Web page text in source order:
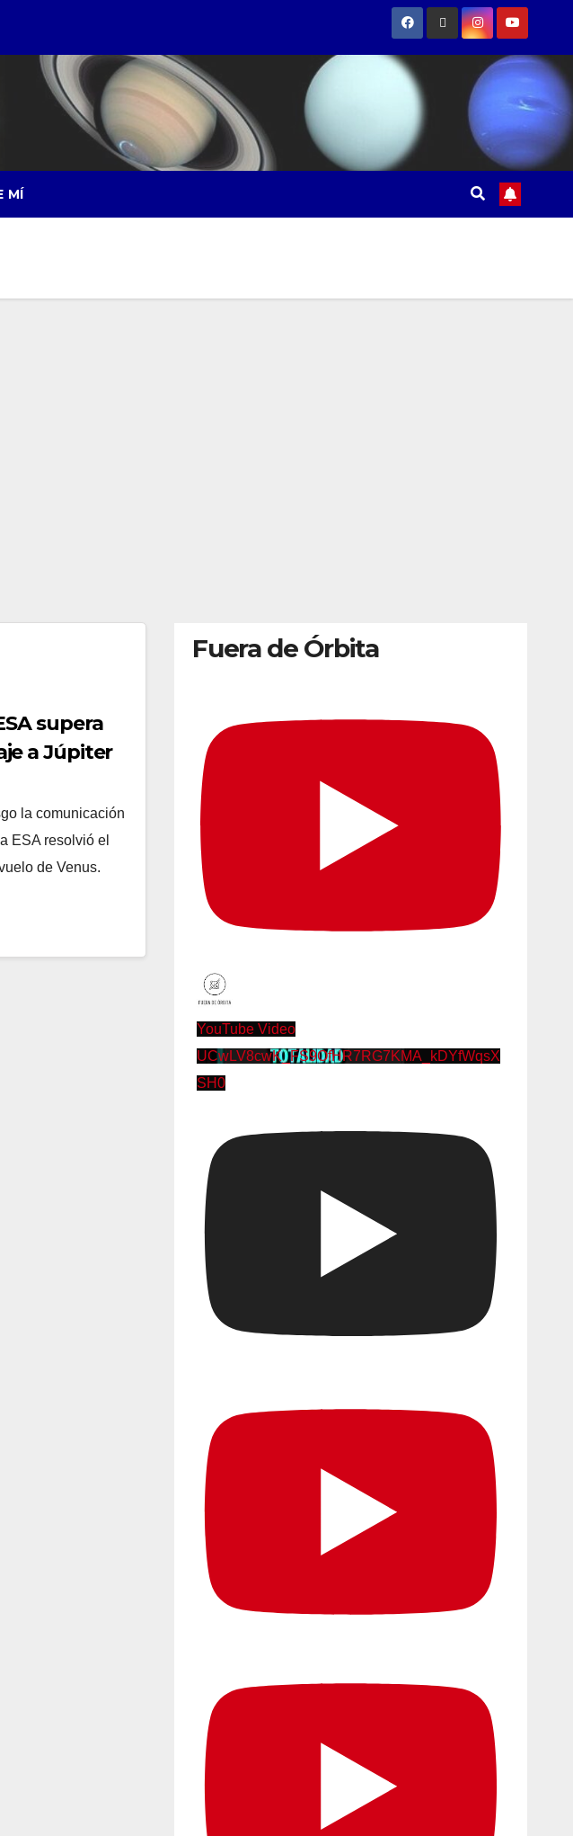
MÍ
supera
a Júpiter
la comunicación
ESA resolvió el
de Venus.
Fuera de Órbita
YouTube Video
UCwLV8cwK_FS9OfHR7RG7KMA_kDYfWqsX
SH0